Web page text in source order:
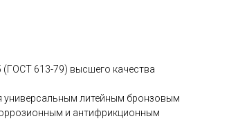
(ГОСТ 613-79) высшего качества
универсальным литейным бронзовым
и антифрикционным